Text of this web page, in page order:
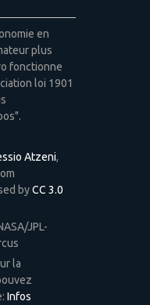
en
plus
fonctionne
loi 1901
Atzeni,
byCC 3.0
JPL-
la
Infos